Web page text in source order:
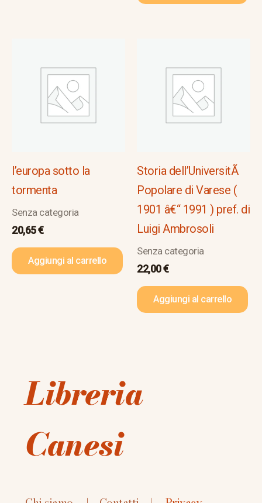
l’europa sotto la
tormenta
Senza categoria
20,65€
Aggiungi al carrello
Storia dell’UniversitÃ
Popolare di Varese (
1901 â€“ 1991 ) pref. di
Luigi Ambrosoli
Senza categoria
22,00€
Aggiungi al carrello
Libreria
Canesi